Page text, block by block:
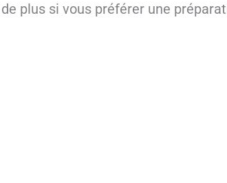
plus si vous préférer une